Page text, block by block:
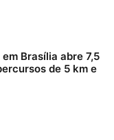
Brasília abre 7,5
de 5 km e